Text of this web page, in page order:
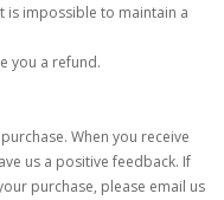
is impossible to maintain a
you a refund.
When you receive
us a positive feedback. If
purchase, please email us